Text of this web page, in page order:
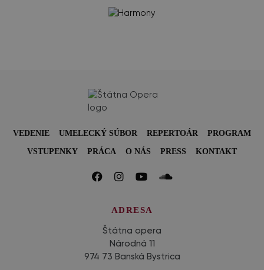
VEDENIE UMELECKÝ SÚBOR REPERTOÁR PROGRAM
VSTUPENKY PRÁCA O NÁS PRESS KONTAKT
ADRESA
Štátna opera
Národná 11
974 73 Banská Bystrica